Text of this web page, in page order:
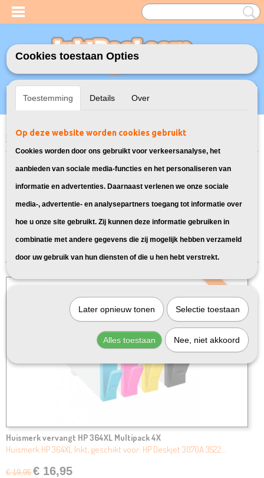
Inloggen Registreren
UW WINKELWAGEN
Home>Model Printer>364XL Inkt cartridges voor HP
voor HP Photosmart C5380
Deze cartridges zijn geschikt voor de
HP Photosmart C5380
SALE
Huismerk vervangt HP 364XL Multipack 4X
Huismerk HP 364XL Inkt, geschikt voor: HP Deskjet 3070A 3522…
€ 19,95 € 16,95
Cookies toestaan Opties
Toestemming Details Over
Op deze website worden cookies gebruikt
Cookies worden door ons gebruikt voor verkeersanalyse, het
aanbieden van sociale media-functies en het personaliseren van
informatie en advertenties. Daarnaast verlenen we onze sociale
media-, advertentie- en analysepartners toegang tot informatie over
hoe u onze site gebruikt. Zij kunnen deze informatie gebruiken in
combinatie met andere gegevens die zij mogelijk hebben verzameld
door uw gebruik van hun diensten of die u hen hebt verstrekt.
Later opnieuw tonen Selectie toestaan
Alles toestaan Nee, niet akkoord